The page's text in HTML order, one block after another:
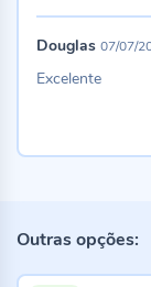
Douglas 07/07/
Excelente
Outras opções: